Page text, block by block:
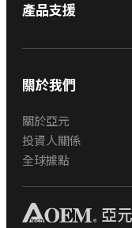
產品支援
關於我們
關於亞元
投資人關係
全球據點